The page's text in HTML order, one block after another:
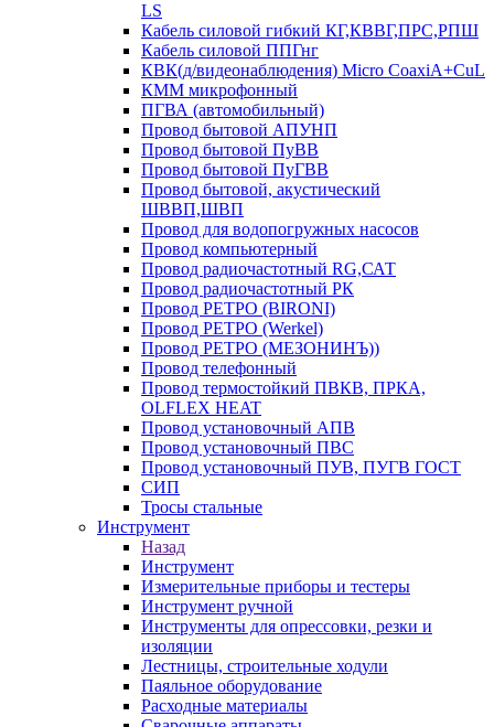
LS
Кабель силовой гибкий КГ,КВВГ,ПРС,РПШ
Кабель силовой ППГнг
КВК(д/видеонаблюдения) Micro CoaxiA+CuL
КММ микрофонный
ПГВА (автомобильный)
Провод бытовой АПУНП
Провод бытовой ПуВВ
Провод бытовой ПуГВВ
Провод бытовой, акустический
ШВВП,ШВП
Провод для водопогружных насосов
Провод компьютерный
Провод радиочастотный RG,САТ
Провод радиочастотный РК
Провод РЕТРО (BIRONI)
Провод РЕТРО (Werkel)
Провод РЕТРО (МЕЗОНИНЪ))
Провод телефонный
Провод термостойкий ПВКВ, ПРКА,
OLFLEX HEAT
Провод установочный АПВ
Провод установочный ПВС
Провод установочный ПУВ, ПУГВ ГОСТ
СИП
Тросы стальные
Инструмент
Назад
Инструмент
Измерительные приборы и тестеры
Инструмент ручной
Инструменты для опрессовки, резки и
изоляции
Лестницы, строительные ходули
Паяльное оборудование
Расходные материалы